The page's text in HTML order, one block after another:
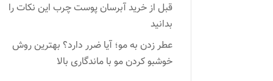
قبل از خرید آبرسان پوست چرب این نکات را
بدانید
عطر زدن به مو؛ آیا ضرر دارد؟ بهترین روش
خوشبو کردن مو با ماندگاری بالا